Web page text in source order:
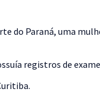
do Paraná, uma
registros de